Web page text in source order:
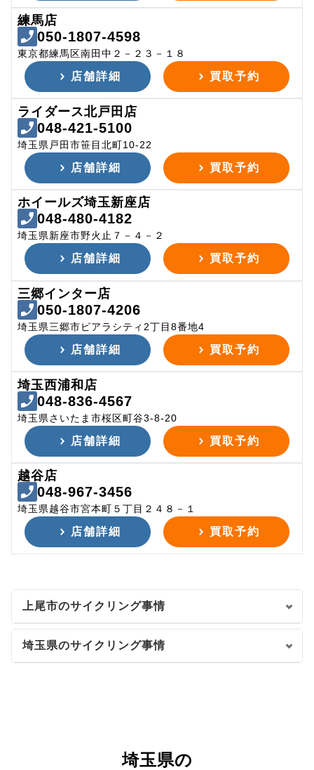
練馬店
050-1807-4598
東京都練馬区南田中２－２３－１８
店舗詳細 買取予約
ライダース北戸田店
048-421-5100
埼玉県戸田市笹目北町10-22
店舗詳細 買取予約
ホイールズ埼玉新座店
048-480-4182
埼玉県新座市野火止７－４－２
店舗詳細 買取予約
三郷インター店
050-1807-4206
埼玉県三郷市ピアラシティ2丁目8番地4
店舗詳細 買取予約
埼玉西浦和店
048-836-4567
埼玉県さいたま市桜区町谷3-8-20
店舗詳細 買取予約
越谷店
048-967-3456
埼玉県越谷市宮本町５丁目２４８－１
店舗詳細 買取予約
上尾市のサイクリング事情
埼玉県のサイクリング事情
埼玉県の